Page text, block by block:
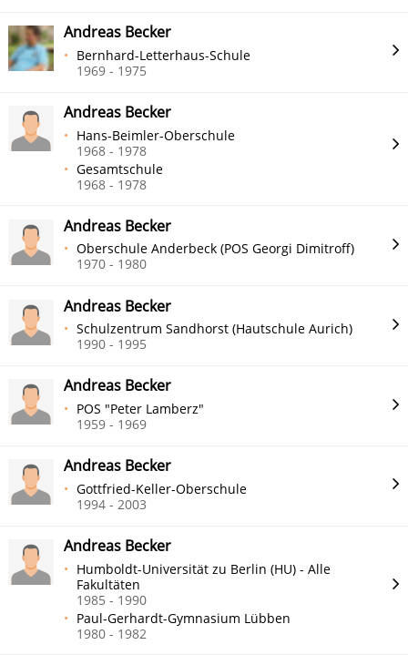
Andreas Becker
Bernhard-Letterhaus-Schule
1969 - 1975
Andreas Becker
Hans-Beimler-Oberschule
1968 - 1978
Gesamtschule
1968 - 1978
Andreas Becker
Oberschule Anderbeck (POS Georgi Dimitroff)
1970 - 1980
Andreas Becker
Schulzentrum Sandhorst (Hautschule Aurich)
1990 - 1995
Andreas Becker
POS "Peter Lamberz"
1959 - 1969
Andreas Becker
Gottfried-Keller-Oberschule
1994 - 2003
Andreas Becker
Humboldt-Universität zu Berlin (HU) - Alle
Fakultäten
1985 - 1990
Paul-Gerhardt-Gymnasium Lübben
1980 - 1982